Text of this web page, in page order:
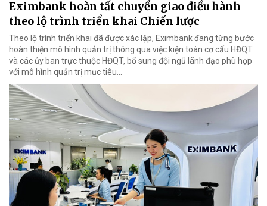
Eximbank hoàn tất chuyển giao điều hành
theo lộ trình triển khai Chiến lược
Theo lộ trình triển khai đã được xác lập, Eximbank đang từng bước
hoàn thiện mô hình quản trị thông qua việc kiện toàn cơ cấu HĐQT
và các ủy ban trực thuộc HĐQT, bổ sung đội ngũ lãnh đạo phù hợp
với mô hình quản trị mục tiêu...